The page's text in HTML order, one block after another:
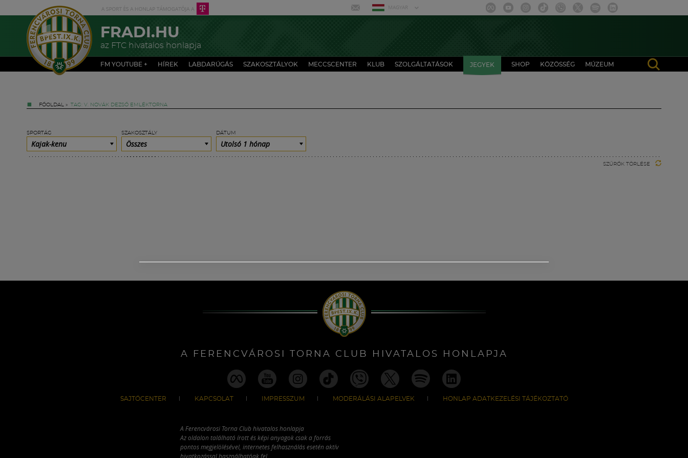
MAGYAR
FRADI.HU
az FTC hivatalos honlapja
FM YOUTUBE + HÍREK LABDARÚGÁS SZAKOSZTÁLYOK MECCSCENTER KLUB SZOLGÁLTATÁSOK JEGYEK SHOP KÖZÖSSÉG MÚZEUM
FŐOLDAL » TAG: V. NOVÁK DEZSŐ EMLÉKTORNA
SPORTÁG
Kajak-kenu
SZAKOSZTÁLY
Összes
DÁTUM
Utolsó 1 hónap
SZŰRŐK TÖRLÉSE
A FERENCVÁROSI TORNA CLUB HIVATALOS HONLAPJA
SAJTÓCENTER KAPCSOLAT IMPRESSZUM MODERÁLÁSI ALAPELVEK HONLAP ADATKEZELÉSI TÁJÉKOZTATÓ
A Ferencvárosi Torna Club hivatalos honlapja
Az oldalon található írott és képi anyagok csak a forrás
pontos megjelölésével, internetes felhasználás esetén aktív
hivatkozással használhatóak fel.